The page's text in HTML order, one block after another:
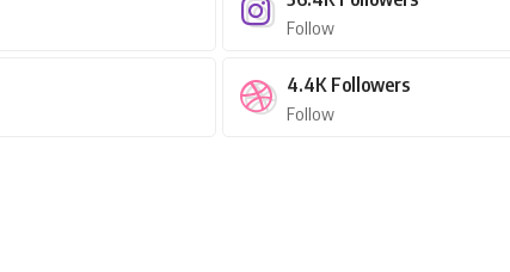
Follow
4.4K Followers
Follow